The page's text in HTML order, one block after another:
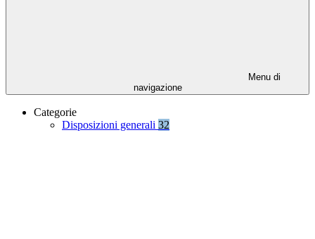
Menu di
navigazione
Categorie
Disposizioni generali 32